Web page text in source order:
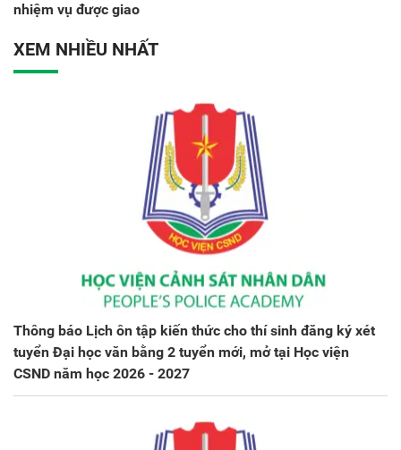
nhiệm vụ được giao
XEM NHIỀU NHẤT
Thông báo Lịch ôn tập kiến thức cho thí sinh đăng ký xét
tuyển Đại học văn bằng 2 tuyển mới, mở tại Học viện
CSND năm học 2026 - 2027